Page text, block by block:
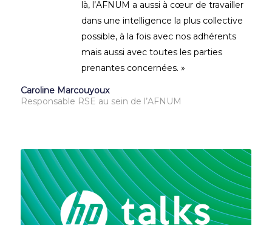
là, l’AFNUM a aussi à cœur de travailler
dans une intelligence la plus collective
possible, à la fois avec nos adhérents
mais aussi avec toutes les parties
prenantes concernées. »
Caroline Marcouyoux
Responsable RSE au sein de l’AFNUM